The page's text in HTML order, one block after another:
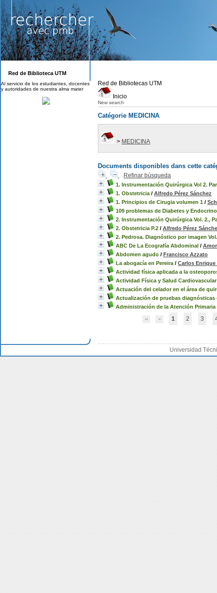
Red de Bibliotecas UTM
Inicio
New search
Catégorie MEDICINA
> MEDICINA
Documents disponibles dans cette
Refinar búsqueda
1. Instrumentación Quirúrgica Vol 2.
1. Obstetricia / Alfredo Pérez Sánchez
1. Principios de Cirugia volumen 1 /
109 problemas de Diabetes y
2. Instrumentación Quirúrgica Vol. 2.,
2. Obstetricia P.2 / Alfredo Pérez
2. Pedrosa. Diagnóstico por imagen
ABC De La Ecografía Abdominal /
Abdomen agudo / Francisco Azzato
La abogacía en Pereira / Carlos Enrique
Actividad física aplicada a la
Actividad Física y Salud Cardiovascular
Actuación del celador en el área de
Actualización de pruebas
Administración de la Atención Primaria
1 2 3
Universidad
Red de Biblioteca UTM
Al servicio de los estudiantes, docentes
y autoridades de nuestra alma mater